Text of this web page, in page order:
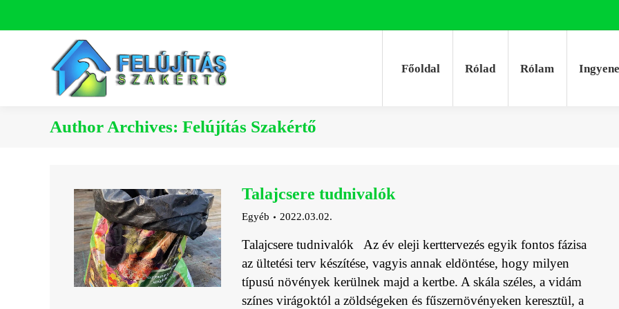
Főoldal Rólad Rólam
Author Archives: Felújítás Szakértő
Talajcsere tudnivalók
Egyéb 2022.03.02.
Talajcsere tudnivalók Az év eleji kerttervezés egyik fontos fázisa
az ültetési terv készítése, vagyis annak eldöntése, hogy milyen
típusú növények kerülnek majd a kertbe. A skála széles, a vidám
színes virágoktól a zöldségeken és fűszernövényeken keresztül, a